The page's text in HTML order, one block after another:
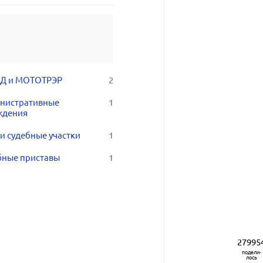
и МОТОТРЭР 2
1
судебные участки 1
приставы 1
подели-
лось